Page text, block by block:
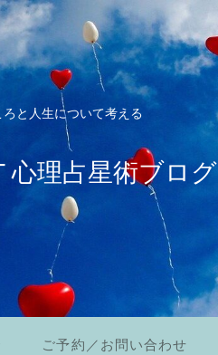
と人生について考える
心理占星術ブログ
ご予約／お問い合わせ